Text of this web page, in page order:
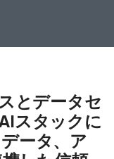
とデータセ
スタックに
ータ、ア